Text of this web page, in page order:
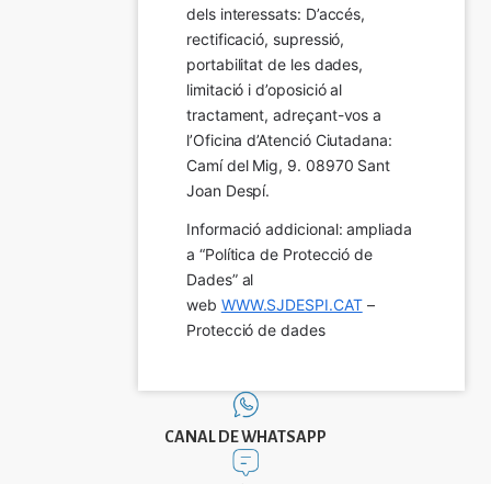
dels interessats: D’accés,
rectificació, supressió,
portabilitat de les dades,
limitació i d’oposició al
tractament, adreçant-vos a
l’Oficina d’Atenció Ciutadana:
Camí del Mig, 9. 08970 Sant
Joan Despí.
Informació addicional: ampliada
a “Política de Protecció de
Dades” al
web WWW.SJDESPI.CAT –
Protecció de dades
CANAL DE WHATSAPP